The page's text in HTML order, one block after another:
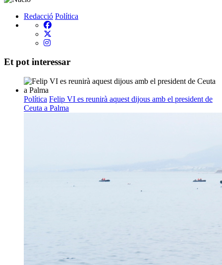
Redacció Política
Et pot interessar
Política Felip VI es reunirà aquest dijous amb el president de
Ceuta a Palma